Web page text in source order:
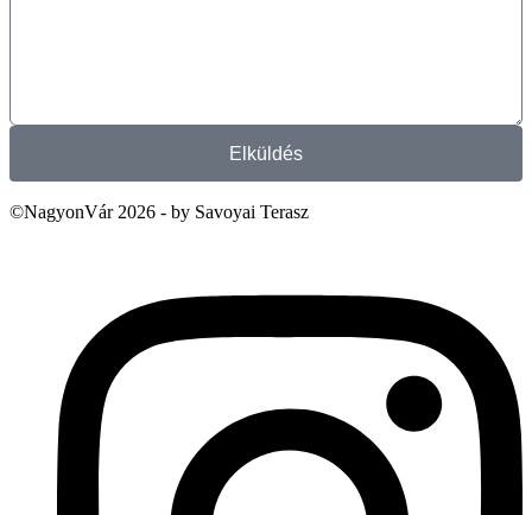
Elküldés
©NagyonVár 2026 - by Savoyai Terasz